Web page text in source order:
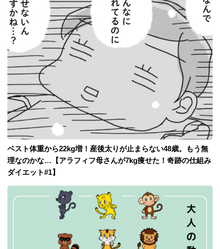
ベスト体重から22kg増！産後太りが止まらない48歳。もう無
理なのかな…【アラフィフ母さんが7kg痩せた！奇跡の仕組み
ダイエット#1】